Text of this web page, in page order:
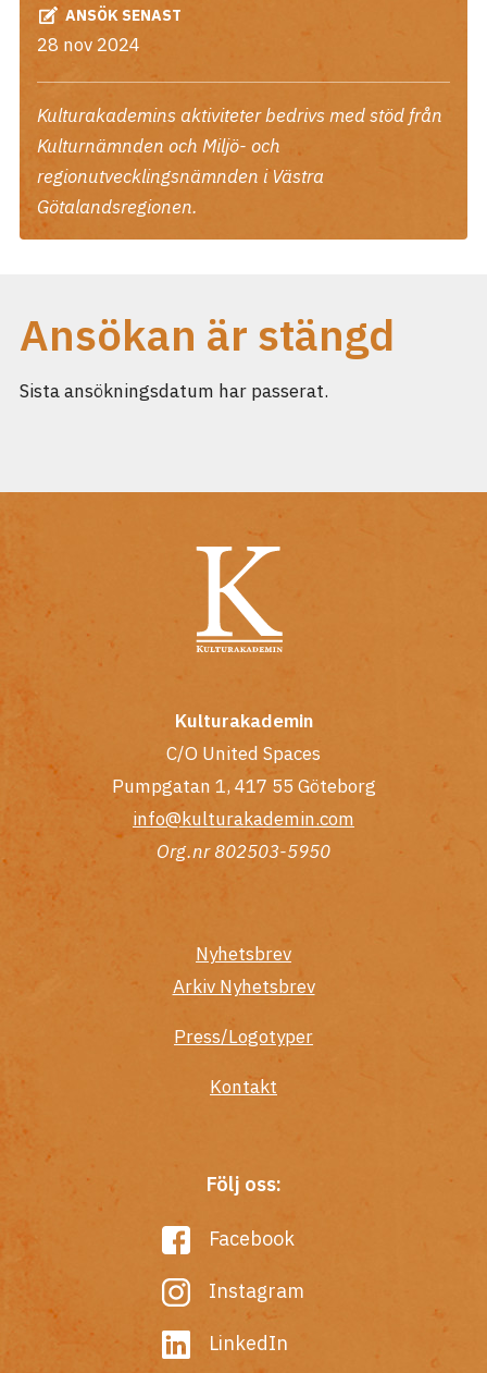
ANSÖK SENAST
28 nov 2024
Kulturakademins aktiviteter bedrivs med stöd från
Kulturnämnden och Miljö- och
regionutvecklingsnämnden i Västra
Götalandsregionen.
Ansökan är stängd
Sista ansökningsdatum har passerat.
Kulturakademin
C/O United Spaces
Pumpgatan 1, 417 55 Göteborg
info@kulturakademin.com
Org.nr 802503-5950
Nyhetsbrev
Arkiv Nyhetsbrev
Press/Logotyper
Kontakt
Följ oss:
Facebook
Instagram
LinkedIn